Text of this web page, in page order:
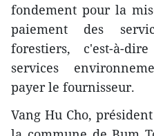
fondement pour la
paiement des
forestiers, c'est-à-
services
payer le fournisseur.
Vang Hu Cho,